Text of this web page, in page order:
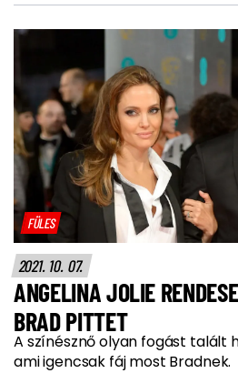
FÜLES
2021. 10. 07.
ANGELINA JOLIE
BRAD PITTET
A színésznő olyan fogást talált
ami igencsak fáj most Bradnek.